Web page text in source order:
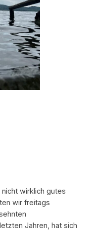
wirklich gutes
wir freitags
Jahren, hat sich